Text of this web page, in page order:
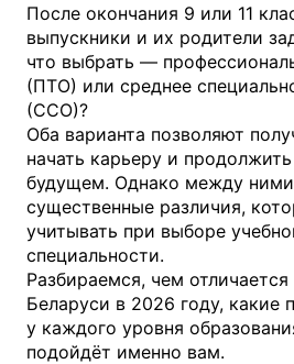
После окончания 9 или 11
выпускники и их родители
что выбрать —
(ПТО) или среднее
(ССО)?
Оба варианта позволяют
начать карьеру и
будущем. Однако между ними
существенные различия,
учитывать при выборе
специальности.
Разбираемся, чем
Беларуси в 2026 году, какие
у каждого уровня
подойдёт именно вам.